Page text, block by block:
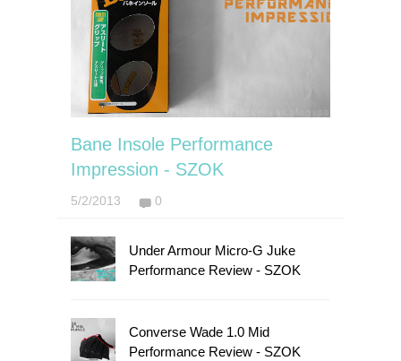
Bane Insole Performance
Impression - SZOK
5/2/2013 0
Under Armour Micro-G Juke
Performance Review - SZOK
Converse Wade 1.0 Mid
Performance Review - SZOK